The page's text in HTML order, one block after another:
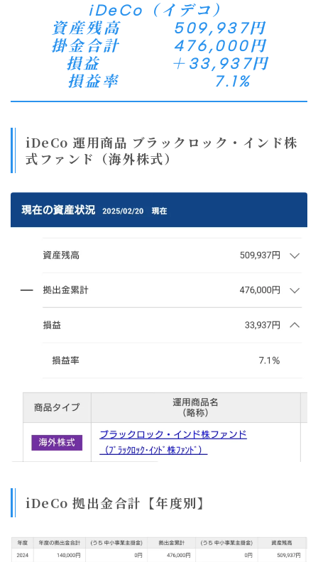
iDeCo（イデコ）
資産残高 509,937円
掛金合計 476,000円
損益 ＋33,937円
損益率 7.1%
iDeCo 運用商品 ブラックロック・インド株
式ファンド（海外株式）
iDeCo 拠出金合計【年度別】